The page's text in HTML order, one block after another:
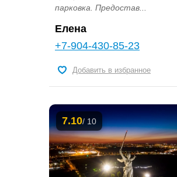
парковка. Предостав...
Елена
+7-904-430-85-23
Добавить в избранное
7.10/ 10